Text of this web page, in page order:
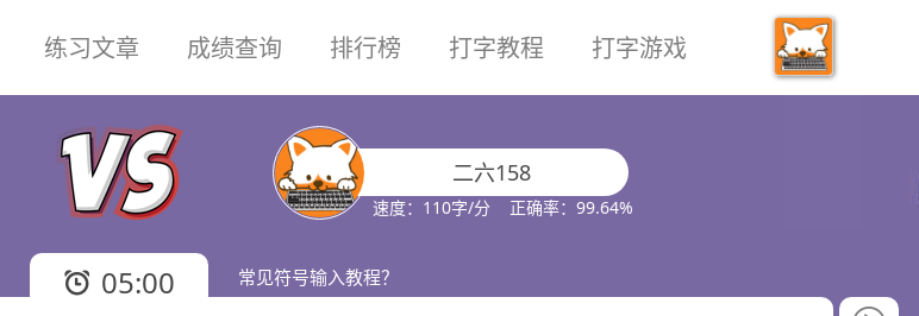
练习文章 成绩查询 排行榜 打字教程 打字游戏
05:00
二六158
速度：110字/分 正确率：99.64%
常见符号输入教程？